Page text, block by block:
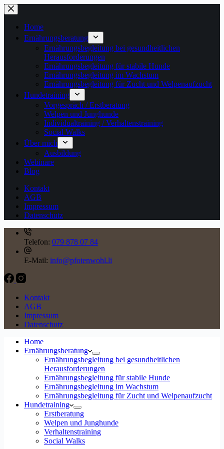
Zum
Inhalt
springenHome
Ernährungsberatung
Ernährungsbegleitung bei gesundheitlichen
Herausforderungen
Ernährungsbegleitung für stabile Hunde
Ernährungsbegleitung im Wachstum
Ernährungsbegleitung für Zucht und Welpenaufzucht
Hundetraining
Vorgespräch / Erstberatung
Welpen und Junghunde
Individualtraining / Verhaltenstraining
Social Walks
Über mich
Ausbildung
Webinare
Blog
Kontakt
AGB
Impressum
Datenschutz
Telefon: 079 878 07 84
E-Mail: info@pfotenwohl.li
Kontakt
AGB
Impressum
Datenschutz
Home
Ernährungsberatung
Ernährungsbegleitung bei gesundheitlichen
Herausforderungen
Ernährungsbegleitung für stabile Hunde
Ernährungsbegleitung im Wachstum
Ernährungsbegleitung für Zucht und Welpenaufzucht
Hundetraining
Erstberatung
Welpen und Junghunde
Verhaltenstraining
Social Walks